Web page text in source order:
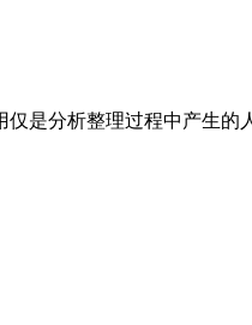
是分析整理过程中产生的